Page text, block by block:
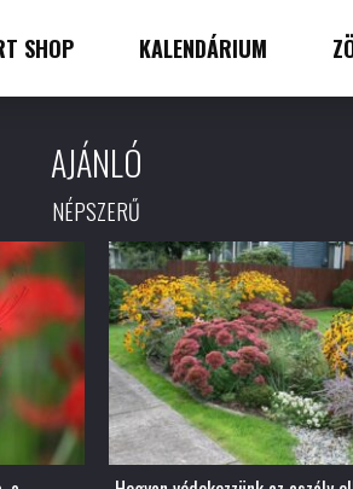
SHOP KALENDÁRIUM
AJÁNLÓ
NÉPSZERŰ